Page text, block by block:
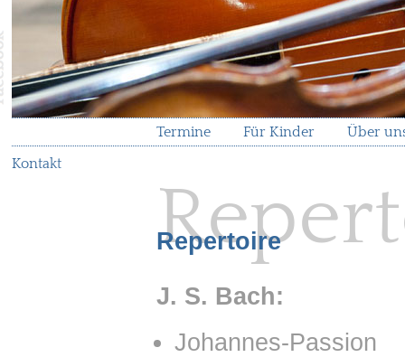
Termine Für Kinder
Über
Kontakt
Repertoire
J. S. Bach:
Johannes-Passion